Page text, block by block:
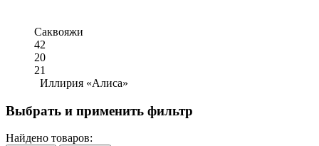
Саквояжи
42
20
21
Иллирия «Алиса»
Выбрать и применить фильтр
Найдено товаров: